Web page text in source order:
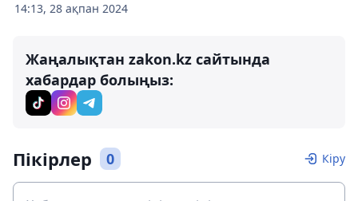
14:13, 28 ақпан 2024
Жаңалықтан zakon.kz сайтында
хабардар болыңыз:
Пікірлер 0 Кіру